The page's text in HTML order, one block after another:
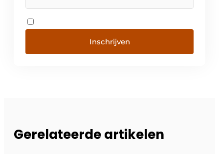
Inschrijven
Gerelateerde artikelen